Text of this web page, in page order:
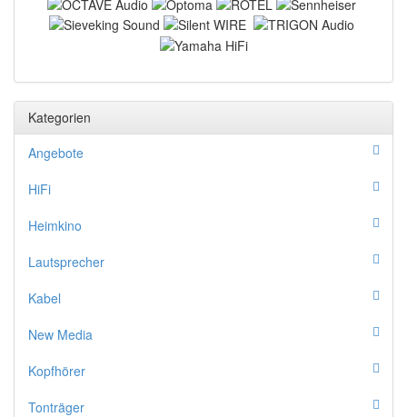
Kategorien
Angebote
HiFi
Heimkino
Lautsprecher
Kabel
New Media
Kopfhörer
Tonträger